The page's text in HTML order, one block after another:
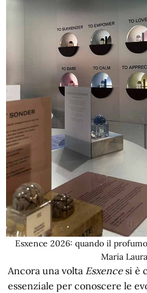
Esxence 2026: quando il
Maria
Ancora una volta Esxencesi è
essenziale per conoscere le